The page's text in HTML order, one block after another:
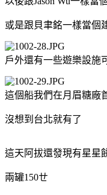
或是跟貝聿銘一樣當個
戶外還有一些遊樂設施
這個船我們在月眉糖廠
沒想到台北就有了
這天阿拔還發現有星星
兩罐150ㄝ